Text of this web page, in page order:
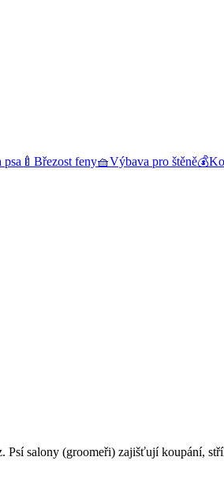
psa 🍼 Březost feny🧺Výbava pro štěně💰
Psí salony (groomeři) zajišťují koupání,